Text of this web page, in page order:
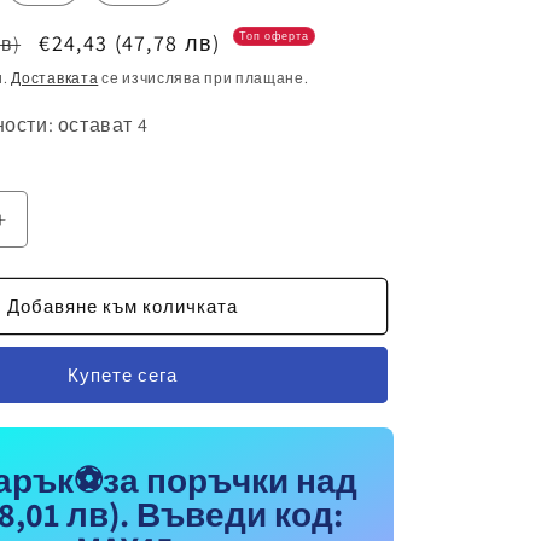
Цена
при
€24,43 (47,78 лв) Топ оферта
Доставката се изчислява при плащане.
остават 4
Увеличаване
за
Червена
Добавяне към количката
Купете сега
поръчки над
лв). Въведи код: